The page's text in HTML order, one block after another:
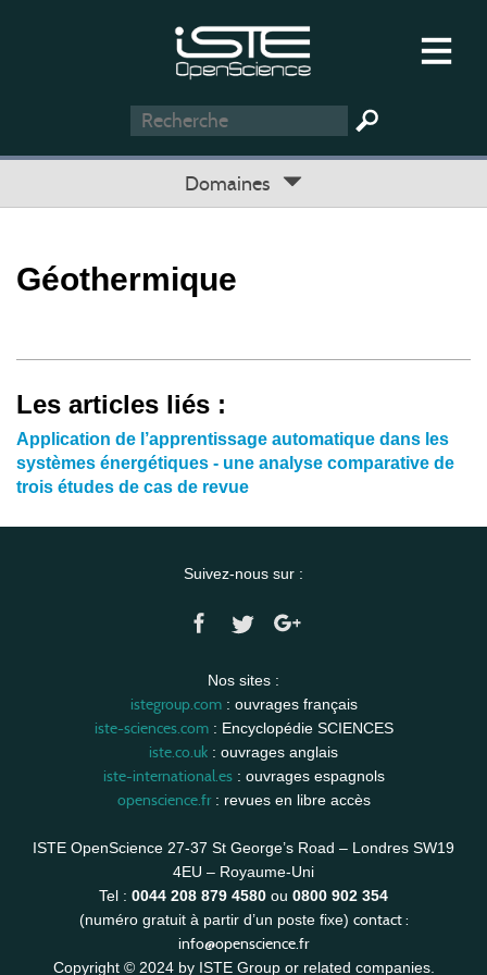
Domaines
Géothermique
Les articles liés :
Application de l’apprentissage automatique dans les
systèmes énergétiques - une analyse comparative de
trois études de cas de revue
Suivez-nous sur :
Nos sites :
istegroup.com: ouvrages français
iste-sciences.com: Encyclopédie SCIENCES
iste.co.uk : ouvrages anglais
iste-international.es: ouvrages espagnols
openscience.fr: revues en libre accès
ISTE OpenScience 27-37 St George’s Road – Londres SW19
4EU – Royaume-Uni
Tel : 0044 208 879 4580 ou 0800 902 354
(numéro gratuit à partir d’un poste fixe) contact :
info@openscience.fr
Copyright © 2024 by ISTE Group or related companies.